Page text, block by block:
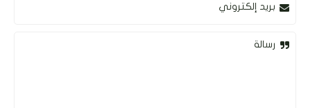
بريد إلكتروني
رسالة